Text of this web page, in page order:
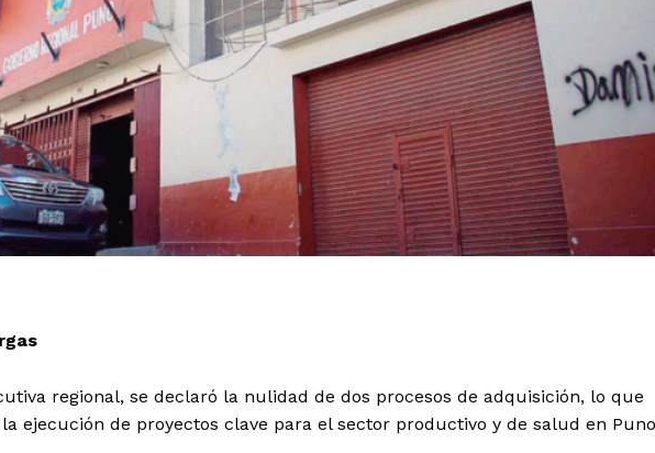
regional, se declaró la nulidad de dos procesos de adquisición, lo que
ejecución de proyectos clave para el sector productivo y de salud en